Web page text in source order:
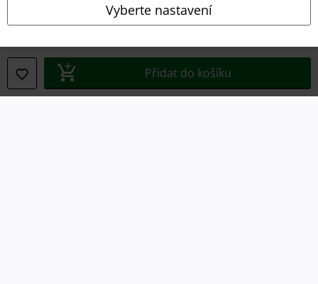
Vyberte nastavení
Přidat do košíku
Ochrana osobních údajů
Prohlášení o shodě